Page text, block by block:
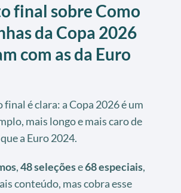
final sobre Como
da Copa 2026
com as da Euro
final é clara: a Copa 2026 é um
mais longo e mais caro de
a Euro 2024.
,48 seleçõese68 especiais,
conteúdo, mas cobra esse